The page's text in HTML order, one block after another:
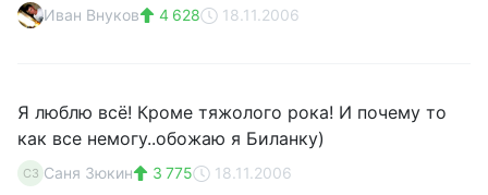
Иван Внуков 4 628 18.11.2006
Я люблю всё! Кроме тяжолого рока! И почему то
как все немогу..обожаю я Биланку)
СЗ Саня Зюкин 3 775 18.11.2006